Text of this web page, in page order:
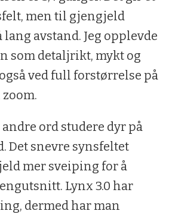
men til gjengjeld
avstand. Jeg opplevde
som detaljrikt, mykt og
ved full forstørrelse på
ord studere dyr på
Det snevre synsfeltet
mer sveiping for å
Lynx 3.0 har
dermed har man